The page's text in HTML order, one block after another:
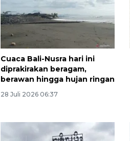
Cuaca Bali-Nusra hari ini
diprakirakan beragam,
berawan hingga hujan ringan
28 Juli 2026 06:37